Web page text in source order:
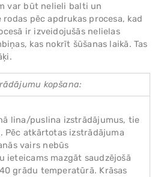
var būt nelieli balti un
pēc apdrukas procesa, kad
ir izveidojušās nelielas
kas nokrīt šūšanas laikā. Tas
kopšana:
lina/puslina izstrādājumus, tie
Pēc atkārtotas izstrādājuma
vairs nebūs
ieteicams mazgāt saudzējošā
grādu temperatūrā. Krāsas